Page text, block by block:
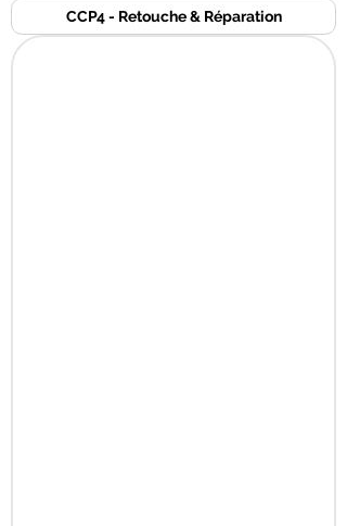
CCP4 - Retouche & Réparation